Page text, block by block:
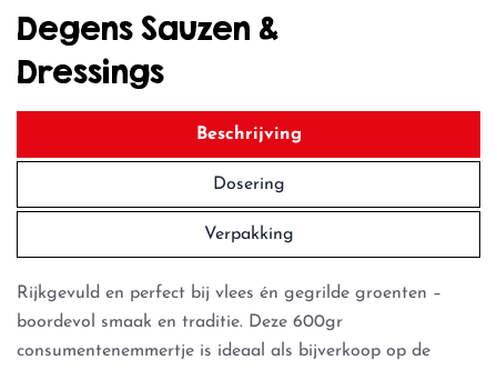
Degens Sauzen &
Dressings
Beschrijving
Dosering
Verpakking
Rijkgevuld en perfect bij vlees én gegrilde groenten –
boordevol smaak en traditie. Deze 600gr
consumentenemmertje is ideaal als bijverkoop op de